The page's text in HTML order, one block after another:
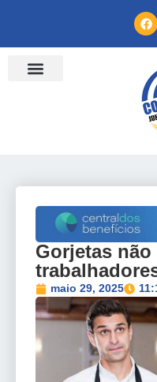
Gorjetas
maio 29, 2025